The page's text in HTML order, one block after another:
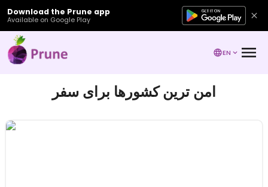
Download the Prune app
Available on Google Play
EN
امن ترین کشورها برای سفر